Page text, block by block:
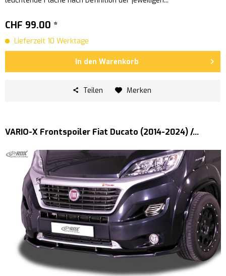
CHF 99.00 *
Lieferzeit 10 Werktage
In den Warenkorb
Teilen Merken
VARIO-X Frontspoiler Fiat Ducato (2014-2024) /...